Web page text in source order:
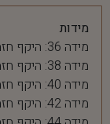
מידות
מידה 36: היקף חזה- 90 ס"מ, היקף מותן- 68 ס"מ
מידה 38: היקף חזה- 94 ס"מ, היקף מותן- 72 ס"מ
מידה 40: היקף חזה- 98 ס"מ, היקף מותן- 76 ס"מ
מידה 42: היקף חזה- 102 ס"מ, היקף מותן- 80 ס"מ